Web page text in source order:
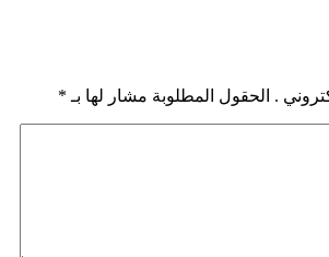
. الحقول المطلوبة مشار لها بـ *